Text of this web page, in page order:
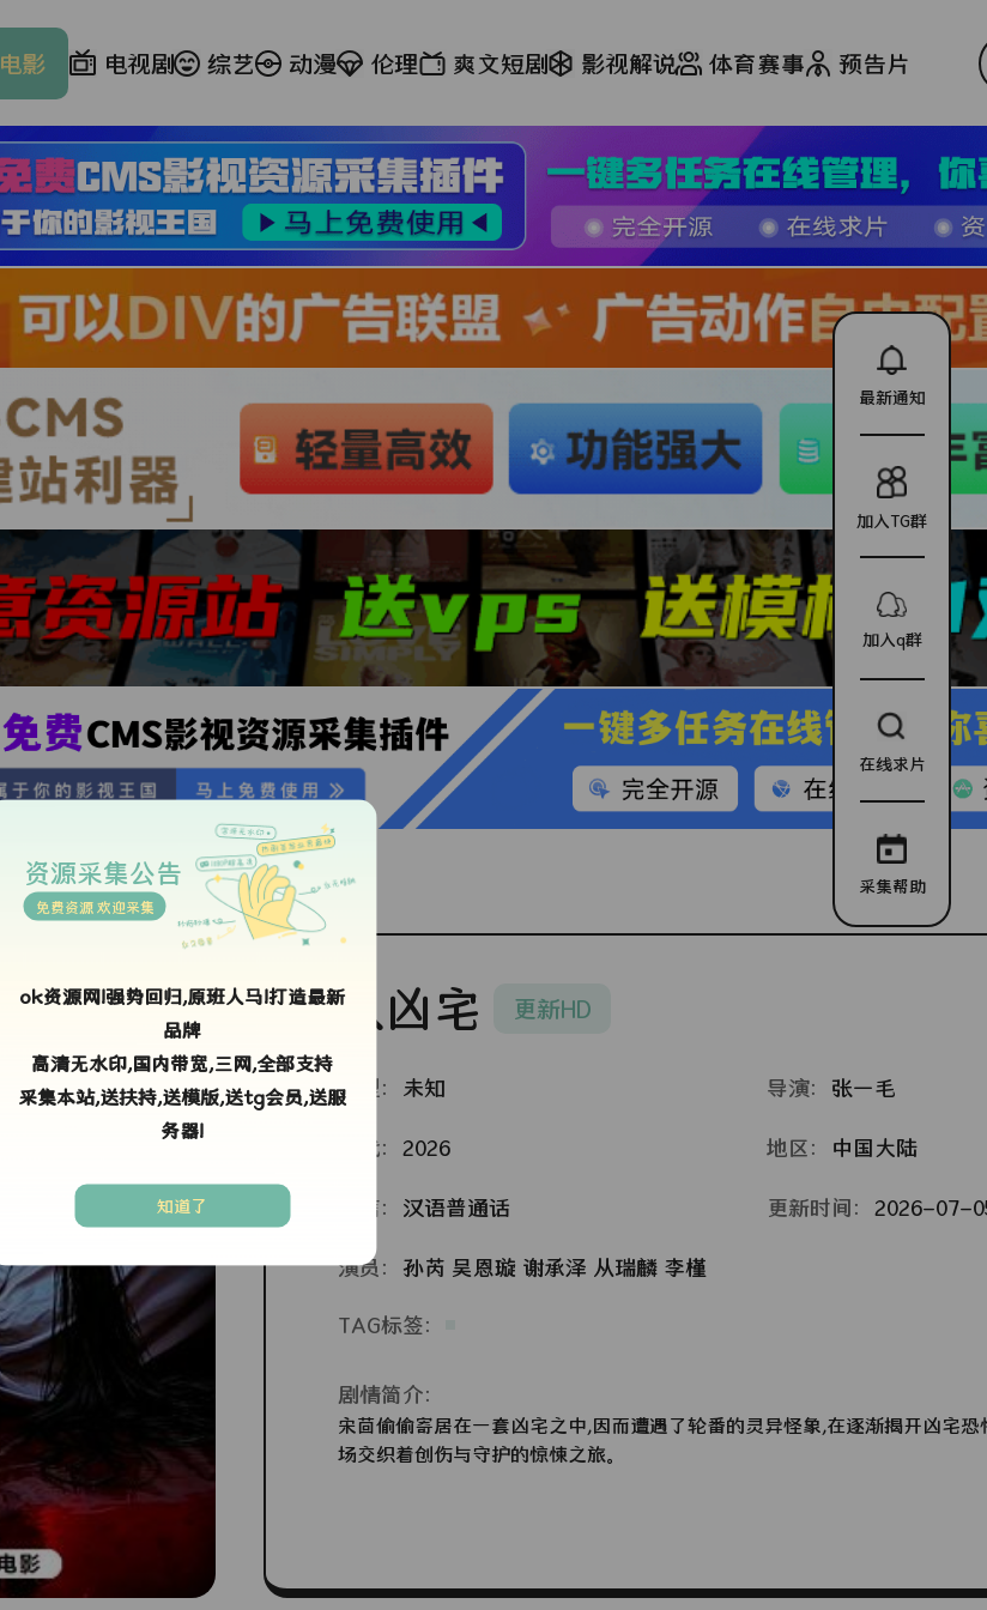
电影 电视剧 综艺 动漫 伦理 爽文短剧 影视解说 体育赛事 预告片
入凶宅 更新HD
类型： 未知 导演： 张一毛
年代： 2026 地区： 中国大陆
语言： 汉语普通话 更新时间： 2026-07-
演员： 孙芮 吴恩璇 谢承泽 从瑞麟 李槿
TAG标签：
剧情简介：
宋茴偷偷寄居在一套凶宅之中,因而遭遇了轮番的灵异怪象,在逐渐揭开凶宅
场交织着创伤与守护的惊悚之旅。
最新通知
加入TG群
加入q群
在线求片
采集帮助
资源采集公告
免费资源 欢迎采集
ok资源网!强势回归,原班人马!打造最新
品牌
高清无水印,国内带宽,三网,全部支持
采集本站,送扶持,送模版,送tg会员,送服
务器!
知道了